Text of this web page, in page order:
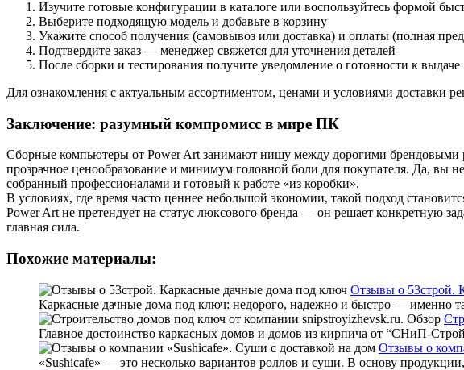
Изучите готовые конфигурации в каталоге или воспользуйтесь формой
Выберите подходящую модель и добавьте в корзину
Укажите способ получения (самовывоз или доставка) и оплаты (полная
Подтвердите заказ — менеджер свяжется для уточнения деталей
После сборки и тестирования получите уведомление о готовности к выдаче
Для ознакомления с актуальным ассортиментом, ценами и условиями доставки
Заключение: разумный компромисс в мире ПК
Сборные компьютеры от Power Art занимают нишу между дорогими брендовыми
прозрачное ценообразование и минимум головной боли для покупателя. Да, вы
собранный профессионалами и готовый к работе «из коробки».
В условиях, где время часто ценнее небольшой экономии, такой подход
Power Art не претендует на статус люксового бренда — он решает конкретную
главная сила.
Похожие материалы:
Отзывы о 53строй.
Каркасные дачные дома под ключ: недорого, надежно и быстро — именно
Главное достоинство каркасных домов и домов из кирпича от “СНиП-
Отзывы о
«Sushicafe» — это несколько вариантов роллов и суши. В основу